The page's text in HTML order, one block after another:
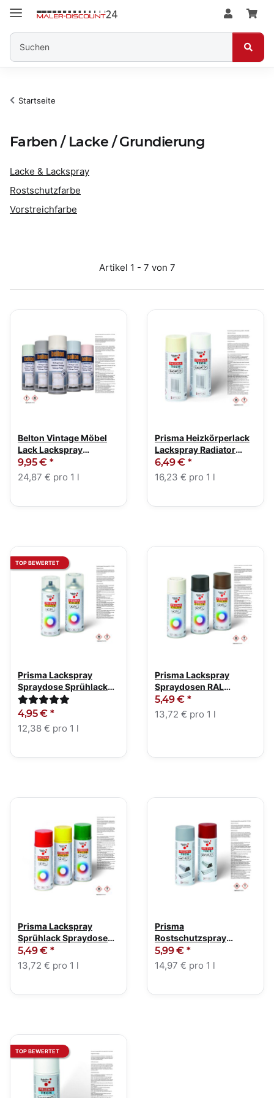
Startseite
Farben / Lacke / Grundierung
Lacke & Lackspray
Rostschutzfarbe
Vorstreichfarbe
Artikel 1 - 7 von 7
Belton Vintage Möbel
Lack Lackspray
Sprühlack 400ml
9,95 € *
24,87 € pro 1 l
Prisma Heizkörperlack
Lackspray Radiator
weiß 400ml
6,49 € *
16,23 € pro 1 l
TOP BEWERTET
Prisma Lackspray
Spraydose Sprühlack
farblos 400ml
4,95 € *
12,38 € pro 1 l
Prisma Lackspray
Spraydosen RAL
Farbtöne Matt 400ml
5,49 € *
13,72 € pro 1 l
Prisma Lackspray
Sprühlack Spraydose
Ral Farbtöne 400ml
5,49 € *
13,72 € pro 1 l
Prisma
Rostschutzspray
Grundierspray
Rostschutz 400ml
5,99 € *
14,97 € pro 1 l
TOP BEWERTET